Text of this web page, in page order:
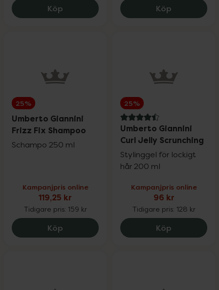
Köp Umberto Giannini Mini Curls
Köp Umberto
25%
Umberto Giannini
Frizz Fix Shampoo
Schampo 250 ml
Kampanjpris online
119,25 kr
Tidigare pris: 159 kr
Köp Umberto Giannini Frizz Fix Shampoo,
25%
4.5 av 5 i omdöme
Umberto Giannini
Curl Jelly Scrunching
Stylinggel för lockigt
hår 200 ml
Kampanjpris online
96 kr
Tidigare pris: 128 kr
Köp Umberto